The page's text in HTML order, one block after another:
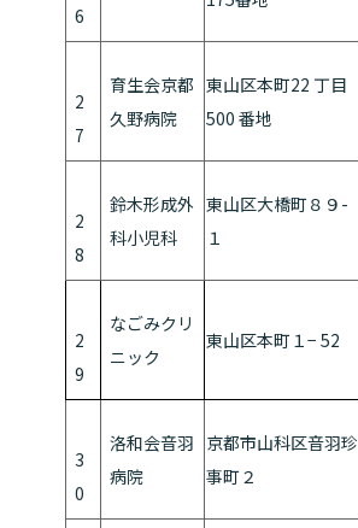
6
2
7
育生会京都
久野病院
東山区本町22 丁目
500 番地
2
8
鈴木形成外
科小児科
東山区大橋町８９-
１
2
9
なごみクリ
ニック
東山区本町１− 52
3
0
洛和会音羽
病院
京都市山科区音羽珍
事町２